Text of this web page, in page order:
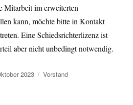
Mitarbeit im erweiterten
kann, möchte bitte in Kontakt
treten. Eine Schiedsrichterlizenz ist
aber nicht unbedingt notwendig.
2023 Kategorien
Vorstand